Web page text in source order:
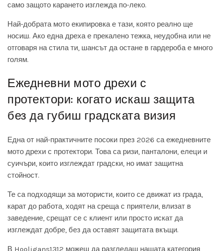
само защото карането изглежда по-леко.
Най-добрата мото екипировка е тази, която реално ще
носиш. Ако една дреха е прекалено тежка, неудобна или не
отговаря на стила ти, шансът да остане в гардероба е много
голям.
Ежедневни мото дрехи с
протектори: когато искаш защита
без да губиш градската визия
Една от най-практичните посоки през 2026 са ежедневните
мото дрехи с протектори. Това са ризи, панталони, елеци и
суичъри, които изглеждат градски, но имат защитна
стойност.
Те са подходящи за мотористи, които се движат из града,
карат до работа, ходят на среща с приятели, влизат в
заведение, срещат се с клиент или просто искат да
изглеждат добре, без да оставят защитата вкъщи.
В Hooligans1312 можеш да разгледаш нашата категория